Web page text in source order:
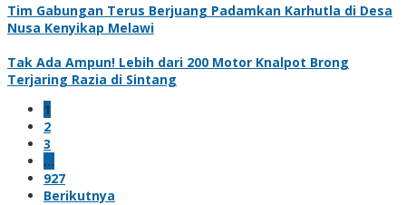
Tim Gabungan Terus Berjuang Padamkan Karhutla di Desa
Nusa Kenyikap Melawi
Tak Ada Ampun! Lebih dari 200 Motor Knalpot Brong
Terjaring Razia di Sintang
1
2
3
…
927
Berikutnya